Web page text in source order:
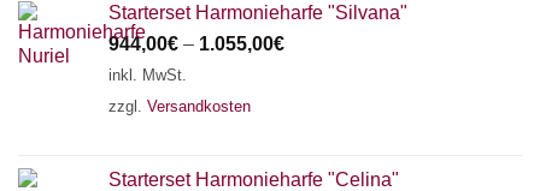
Starterset Harmonieharfe "Silvana"
944,00€ – 1.055,00€
inkl. MwSt.
zzgl. Versandkosten
Starterset Harmonieharfe "Celina"